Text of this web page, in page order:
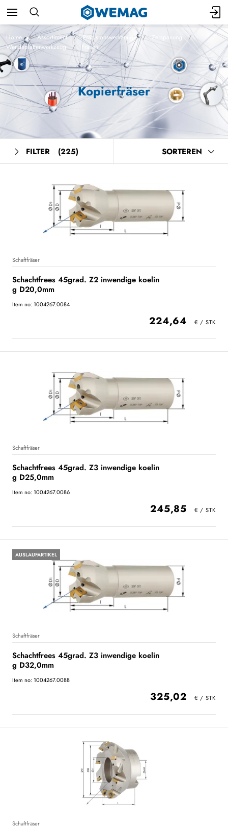
Home Assortiment Präzisionswerkzeuge
Zerspanung
Wendeplattenwerkzeug
Fräsen
Kopierfräser
FILTER (225) SORTEREN
Schaftfräser
Schachtfrees 45grad. Z2 inwendige koelin
g D20,0mm
Item no: 1004267.0084
224,64
Schaftfräser
Schachtfrees 45grad. Z3 inwendige koelin
g D25,0mm
Item no: 1004267.0086
245,85
AUSLAUFARTIKEL
Schaftfräser
Schachtfrees 45grad. Z3 inwendige koelin
g D32,0mm
Item no: 1004267.0088
325,02
Schaftfräser